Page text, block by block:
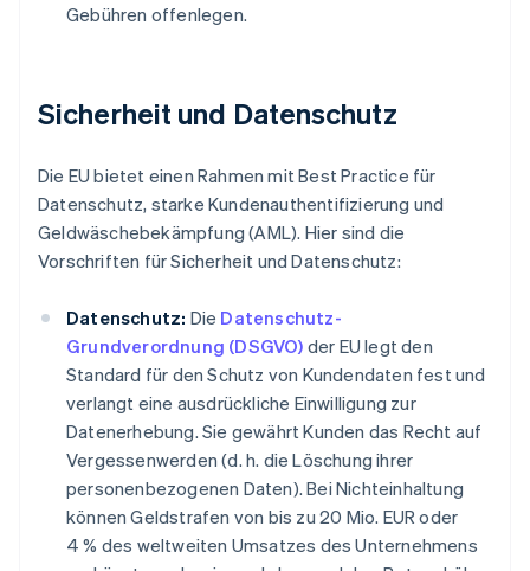
Gebühren offenlegen.
Sicherheit und Datenschutz
Die EU bietet einen Rahmen mit Best Practice für
Datenschutz, starke Kundenauthentifizierung und
Geldwäschebekämpfung (AML). Hier sind die
Vorschriften für Sicherheit und Datenschutz:
Datenschutz: Die Datenschutz-
Grundverordnung (DSGVO) der EU legt den
Standard für den Schutz von Kundendaten fest und
verlangt eine ausdrückliche Einwilligung zur
Datenerhebung. Sie gewährt Kunden das Recht auf
Vergessenwerden (d. h. die Löschung ihrer
personenbezogenen Daten). Bei Nichteinhaltung
können Geldstrafen von bis zu 20 Mio. EUR oder
4 % des weltweiten Umsatzes des Unternehmens